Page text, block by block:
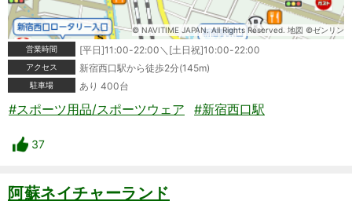
© NAVITIME JAPAN. All Rights Reserved. 地図 ©ゼンリン
営業時間
[平日]11:00-22:00＼[土日祝]10:00-22:00
アクセス 新宿西口駅から徒歩2分(145m)
駐車場 あり 400台
#スポーツ用品/スポーツウェア #新宿西口駅
37
阿蘇ネイチャーランド